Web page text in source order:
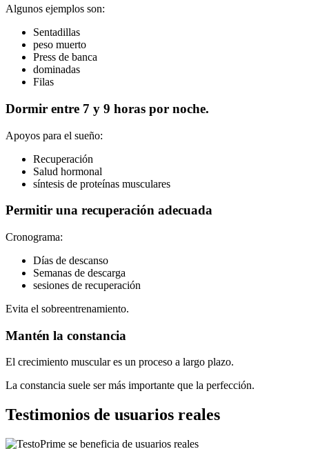
Algunos ejemplos son:
Sentadillas
peso muerto
Press de banca
dominadas
Filas
Dormir entre 7 y 9 horas por noche.
Apoyos para el sueño:
Recuperación
Salud hormonal
síntesis de proteínas musculares
Permitir una recuperación adecuada
Cronograma:
Días de descanso
Semanas de descarga
sesiones de recuperación
Evita el sobreentrenamiento.
Mantén la constancia
El crecimiento muscular es un proceso a largo plazo.
La constancia suele ser más importante que la perfección.
Testimonios de usuarios reales